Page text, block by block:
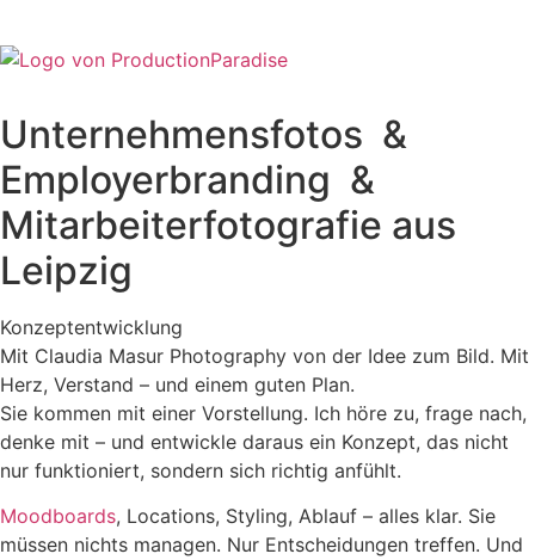
Unternehmensfotos ­ &
Employerbranding ­ &
Mitarbeiterfotografie aus
Leipzig
Konzept­entwicklung
Mit Claudia Masur Photography von der Idee zum Bild. Mit
Herz, Verstand – und einem guten Plan.
Sie kommen mit einer Vorstellung. Ich höre zu, frage nach,
denke mit – und entwickle daraus ein Konzept, das nicht
nur funktioniert, sondern sich richtig anfühlt.
Moodboards, Locations, Styling, Ablauf – alles klar. Sie
müssen nichts managen. Nur Entscheidungen treffen. Und